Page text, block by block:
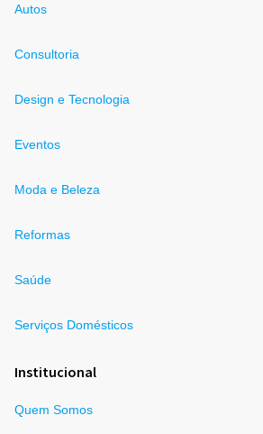
Autos
Consultoria
Design e Tecnologia
Eventos
Moda e Beleza
Reformas
Saúde
Serviços Domésticos
Institucional
Quem Somos